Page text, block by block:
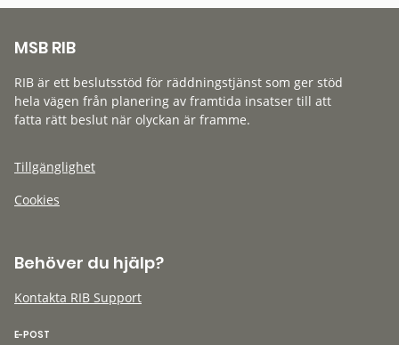
MSB RIB
RIB är ett beslutsstöd för räddningstjänst som ger stöd
hela vägen från planering av framtida insatser till att
fatta rätt beslut när olyckan är framme.
Tillgänglighet
Cookies
Behöver du hjälp?
Kontakta RIB Support
E-POST